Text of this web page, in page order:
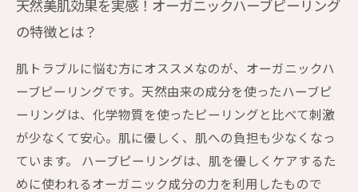
天然美肌効果を実感！オーガニックハーブピーリング
の特徴とは？
肌トラブルに悩む方にオススメなのが、オーガニックハ
ーブピーリングです。天然由来の成分を使ったハーブピ
ーリングは、化学物質を使ったピーリングと比べて刺激
が少なくて安心。肌に優しく、肌への負担も少なくなっ
ています。 ハーブピーリングは、肌を優しくケアするた
めに使われるオーガニック成分の力を利用したもので